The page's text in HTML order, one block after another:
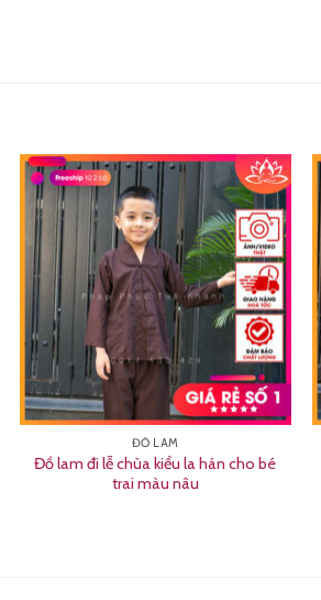
ĐỒ LAM
Đồ lam đi lễ chùa kiểu la hán cho bé
trai màu nâu